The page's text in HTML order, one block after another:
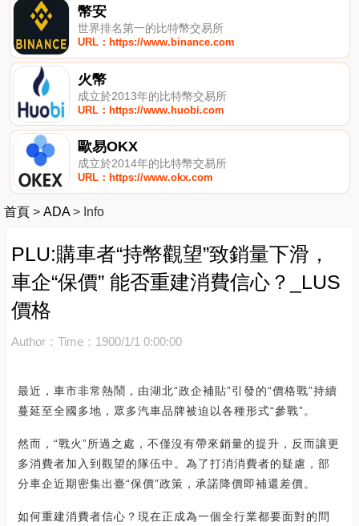
幣安
世界排名第一的比特幣交易所
URL：https://www.binance.com
火幣
成立於2013年的比特幣交易所
URL：https://www.huobi.com
歐易OKX
成立於2014年的比特幣交易所
URL：https://www.okx.com
首頁 > ADA> Info
PLU:購車者“持幣觀望”致銷量下滑，
車企“保價” 能否重建消費信心？_LUS
價格
Author： Time：1900/1/1 0:00:00
最近，車市非常熱鬧，由湖北“政企補貼”引發的“價格戰”持續
蔓延至全國多地，眾多汽車品牌被迫以各種形式“參戰”。
然而，“戰火”所過之處，不僅沒有帶來銷量的提升，反而讓更
多消費者加入到觀望的隊伍中。為了打消消費者的疑慮，部
分車企近期密集出臺“保價”政策，承諾降價即補還差價。
如何重建消費者信心？現在正成為一個全行業都要面對的問